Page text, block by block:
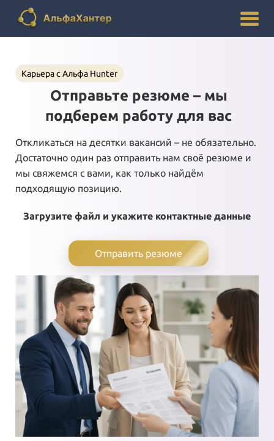
Карьера с Альфа Hunter
Отправьте резюме – мы
подберем работу для вас
Откликаться на десятки вакансий – не обязательно.
Достаточно один раз отправить нам своё резюме и
мы свяжемся с вами, как только найдём
подходящую позицию.
Загрузите файл и укажите контактные данные
Отправить резюме